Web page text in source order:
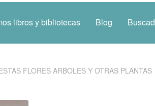
libros y bibliotecas Blog
FLORES ARBOLES Y OTRAS PLANTAS